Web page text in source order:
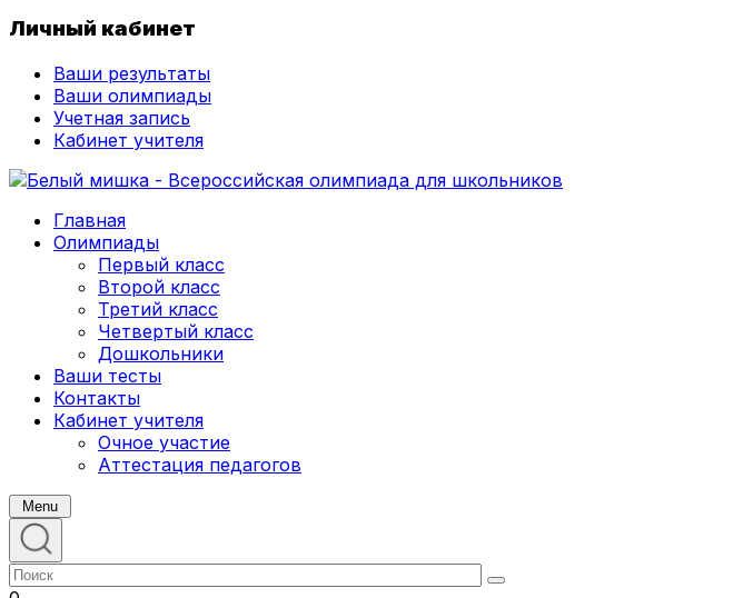
Личный кабинет
Ваши результаты
Ваши олимпиады
Учетная запись
Кабинет учителя
Главная
Олимпиады
Первый класс
Второй класс
Третий класс
Четвертый класс
Дошкольники
Ваши тесты
Контакты
Кабинет учителя
Очное участие
Аттестация педагогов
Menu